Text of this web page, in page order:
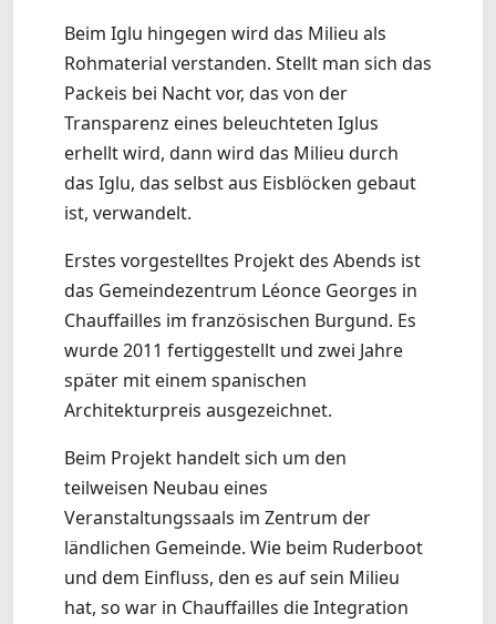
Beim Iglu hingegen wird das Milieu als
Rohmaterial verstanden. Stellt man sich das
Packeis bei Nacht vor, das von der
Transparenz eines beleuchteten Iglus
erhellt wird, dann wird das Milieu durch
das Iglu, das selbst aus Eisblöcken gebaut
ist, verwandelt.
Erstes vorgestelltes Projekt des Abends ist
das Gemeindezentrum Léonce Georges in
Chauffailles im französischen Burgund. Es
wurde 2011 fertiggestellt und zwei Jahre
später mit einem spanischen
Architekturpreis ausgezeichnet.
Beim Projekt handelt sich um den
teilweisen Neubau eines
Veranstaltungssaals im Zentrum der
ländlichen Gemeinde. Wie beim Ruderboot
und dem Einfluss, den es auf sein Milieu
hat, so war in Chauffailles die Integration